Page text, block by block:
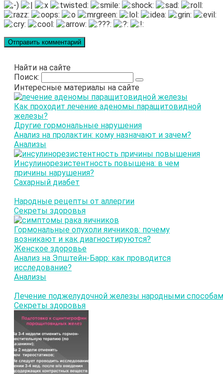
Найти на сайте
Поиск:
Интересные материалы на сайте
Как проходит лечение аденомы паращитовидной
железы?
Другие гормональные нарушения
Анализ на пролактин: кому назначают и зачем?
Анализы
Инсулинорезистентность повышена: в чем
причины нарушения?
Сахарный диабет
Народные рецепты от аллергии
Секреты здоровья
Гормональные опухоли яичников: почему
возникают и как диагностируются?
Женское здоровье
Анализ на Эпштейн-Барр: как проводится
исследование?
Анализы
Лечение поджелудочной железы народными
Секреты здоровья